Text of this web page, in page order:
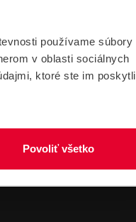
používame súbory
v oblasti sociálnych
ktoré ste im poskytli
Povoliť všetko